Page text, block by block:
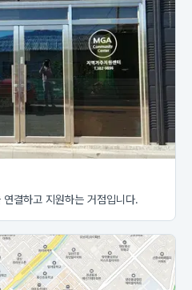
결하고 지원하는 거점입니다.